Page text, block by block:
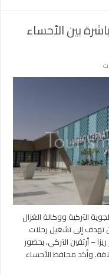
بين الأحساء
اتفاقية
جوية
مباشرة
بين
الأحساء
السعودية
وريزا
التركية
مغلقة
التركية ووكالة الغزال
تهدف إلى تشغيل رحلات
– أرتفين التركي، بحضور
وأكد محافظ الأحساء